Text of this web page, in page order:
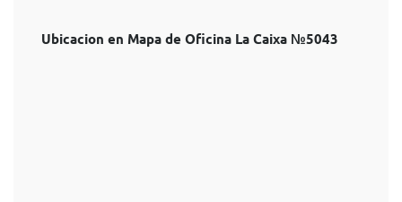
Ubicacion en Mapa de Oficina La Caixa №5043